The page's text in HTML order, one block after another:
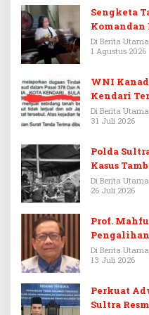
Sengketa
Komandan
Warisan
Di Berita
1 Agustus 2026
WNI
Kendari
Di Berita
31 Juli 2026
Polda
Kasus
Di Berita
26 Juli 2026
Prof.
Febrie
Di Berita
13 Juli 2026
Perkuat
Sultra